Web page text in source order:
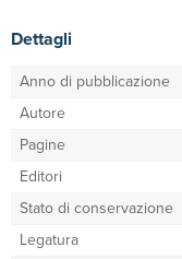
Dettagli
Anno di pubblicazione
Autore
Pagine
Editori
Stato di conservazione
Legatura